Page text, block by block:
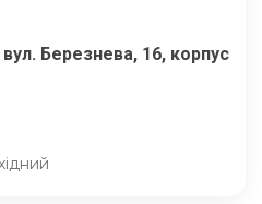
Березнева, 16, корпус